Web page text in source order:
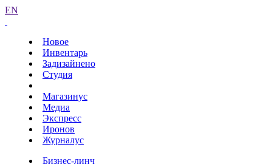
EN
Новое
Инвентарь
Задизайнено
Студия
Магазинус
Медиа
Экспресс
Иронов
Журналус
Бизнес-линч